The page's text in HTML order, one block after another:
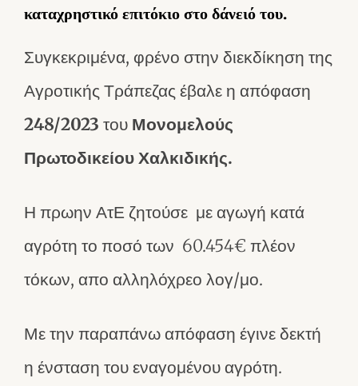
καταχρηστικό επιτόκιο στο δάνειό του.
Συγκεκριμένα, φρένο στην διεκδίκηση της
Αγροτικής Τράπεζας έβαλε η απόφαση
248/2023 του Μονομελούς
Πρωτοδικείου Χαλκιδικής.
Η πρωην ΑτΕ ζητούσε με αγωγή κατά
αγρότη το ποσό των 60.454€ πλέον
τόκων, απο αλληλόχρεο λογ/μο.
Με την παραπάνω απόφαση έγινε δεκτή
η ένσταση του εναγομένου αγρότη.